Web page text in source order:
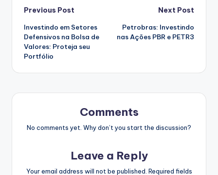
Post
navigation
Previous Post
Investindo em Setores
Defensivos na Bolsa de
Valores: Proteja seu
Portfólio
Next Post
Petrobras: Investindo
nas Ações PBR e PETR3
Comments
No comments yet. Why don’t you start the discussion?
Leave a Reply
Your email address will not be published. Required fields